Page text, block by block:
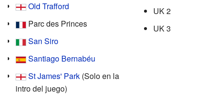
Old Trafford
Parc des Princes
San Siro
Santiago Bernabéu
St James' Park (Solo en la
intro del juego)
UK 2
UK 3